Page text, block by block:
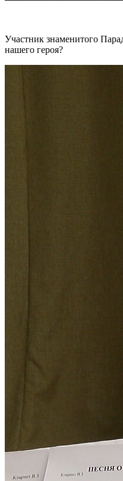
Участник знаменитого
нашего героя?